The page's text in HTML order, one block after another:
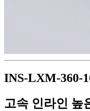
INS-LXM-360-
고속 인라인 높